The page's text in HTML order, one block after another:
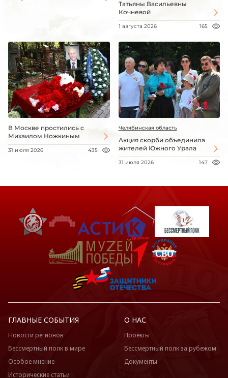
Татьяны Васильевны
Кочневой
1 августа 2026 165
В Москве простились с
Михаилом Ножкиным
31 июля 2026 435
Челябинская область
Акция скорби объединила
жителей Южного Урала
31 июля 2026 147
ГЛАВНЫЕ СОБЫТИЯ
Новости регионов
Бессмертный полк в мире
Особое мнение
Исторические статьи
О НАС
Проекты
Бессмертный полк за рубежом
Документы